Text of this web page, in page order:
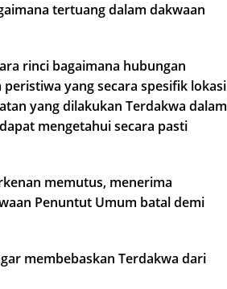
tertuang dalam dakwaan
rinci bagaimana hubungan
yang secara spesifik lokasi
yang dilakukan Terdakwa dalam
mengetahui secara pasti
memutus, menerima
Penuntut Umum batal demi
membebaskan Terdakwa dari